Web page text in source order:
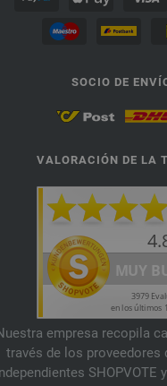
SOCIO DE
VALORACIÓN DE LA
empresa recopila
través de los proveedores
SHOPVOTE